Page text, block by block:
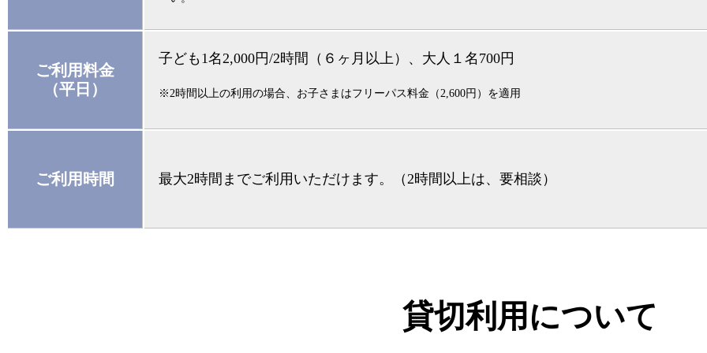
ご利用料金
（平日）
子ども1名2,000円/2時間（６ヶ月以上）、大人１名700円
※2時間以上の利用の場合、お子さまはフリーパス料金（2,600円）を適用
ご利用時間 最大2時間までご利用いただけます。（2時間以上は、要相談）
貸切利用について